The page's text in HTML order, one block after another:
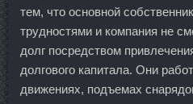
тем, что основной
трудностями и компания не
долг посредством
долгового капитала. Они
движениях, подъемах